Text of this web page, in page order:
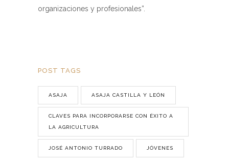
organizaciones y profesionales”.
POST TAGS
ASAJA ASAJA CASTILLA Y LEÓN
CLAVES PARA INCORPORARSE CON ÉXITO A
LA AGRICULTURA
JOSÉ ANTONIO TURRADO JÓVENES